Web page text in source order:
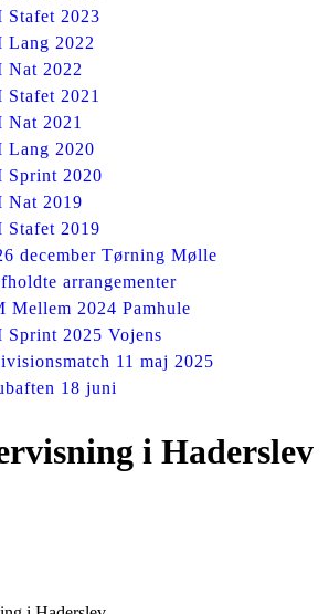
Stafet 2023
Lang 2022
Nat 2022
Stafet 2021
Nat 2021
Lang 2020
Sprint 2020
Nat 2019
Stafet 2019
december Tørning Mølle
arrangementer
Mellem 2024 Pamhule
Sprint 2025 Vojens
11 maj 2025
18 juni
i Haderslev